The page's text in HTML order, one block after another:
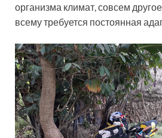
организма климат, совсем
всему требуется постоянная